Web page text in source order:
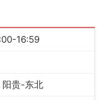
16:59
阳贵-东北